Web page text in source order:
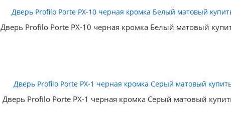
Дверь Profilo Porte PX-10 черная кромка Белый матовый
Дверь Profilo Porte PX-1 черная кромка Серый матовый